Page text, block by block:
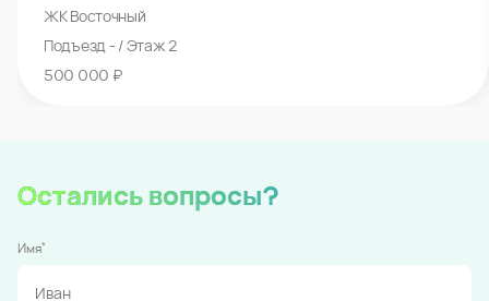
ЖК Восточный
Подъезд - / Этаж 2
500 000 ₽
Остались вопросы?
Имя*